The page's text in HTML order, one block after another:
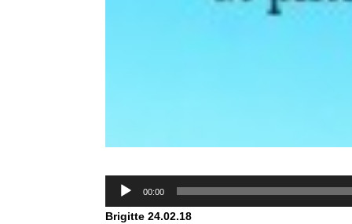
Lecteur
00:00
Brigitte24.02.18